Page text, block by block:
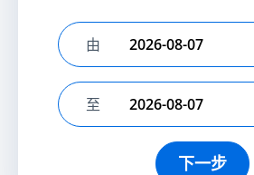
选择开始日期
由
选择结束日期
至
下一步